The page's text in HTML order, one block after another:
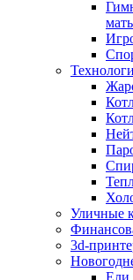
Уличные
3d-
Ели